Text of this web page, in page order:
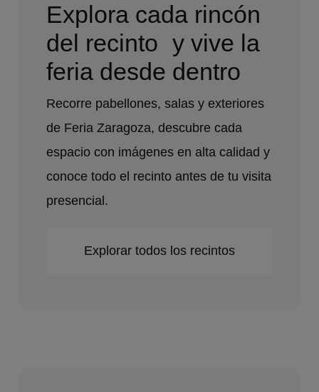
Explora cada rincón
del recinto y vive la
feria desde dentro
Recorre pabellones, salas y exteriores
de Feria Zaragoza, descubre cada
espacio con imágenes en alta calidad y
conoce todo el recinto antes de tu visita
presencial.
Explorar todos los recintos